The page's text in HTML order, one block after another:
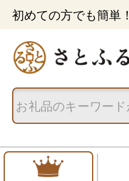
初めての方でも簡単